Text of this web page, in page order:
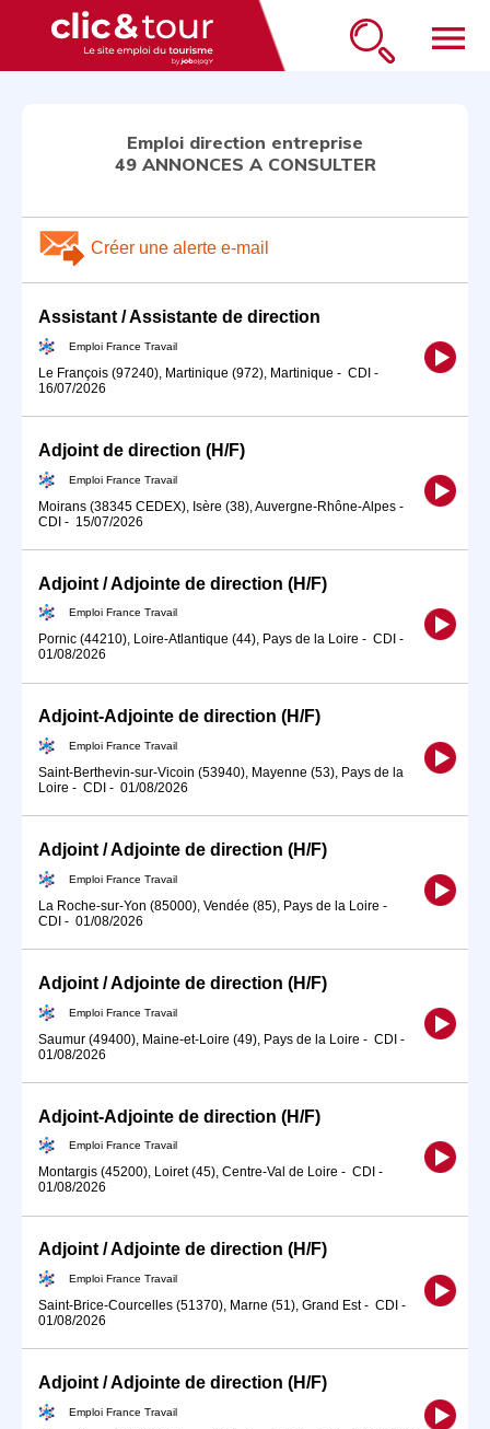
menu
Emploi direction entreprise
49 ANNONCES A CONSULTER
Créer une alerte e-mail
Assistant / Assistante de direction
Emploi France Travail
Le François (97240), Martinique (972), Martinique - CDI -
16/07/2026
Adjoint de direction (H/F)
Emploi France Travail
Moirans (38345 CEDEX), Isère (38), Auvergne-Rhône-Alpes -
CDI - 15/07/2026
Adjoint / Adjointe de direction (H/F)
Emploi France Travail
Pornic (44210), Loire-Atlantique (44), Pays de la Loire - CDI -
01/08/2026
Adjoint-Adjointe de direction (H/F)
Emploi France Travail
Saint-Berthevin-sur-Vicoin (53940), Mayenne (53), Pays de la
Loire - CDI - 01/08/2026
Adjoint / Adjointe de direction (H/F)
Emploi France Travail
La Roche-sur-Yon (85000), Vendée (85), Pays de la Loire -
CDI - 01/08/2026
Adjoint / Adjointe de direction (H/F)
Emploi France Travail
Saumur (49400), Maine-et-Loire (49), Pays de la Loire - CDI -
01/08/2026
Adjoint-Adjointe de direction (H/F)
Emploi France Travail
Montargis (45200), Loiret (45), Centre-Val de Loire - CDI -
01/08/2026
Adjoint / Adjointe de direction (H/F)
Emploi France Travail
Saint-Brice-Courcelles (51370), Marne (51), Grand Est- CDI -
01/08/2026
Adjoint / Adjointe de direction (H/F)
Emploi France Travail